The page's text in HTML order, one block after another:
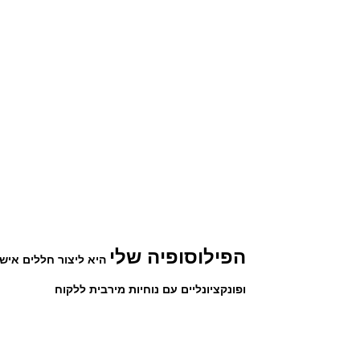
הפילוסופיה שלי היא ליצור חללים
ופונקציונליים עם נוחיות מירבית ללקוח